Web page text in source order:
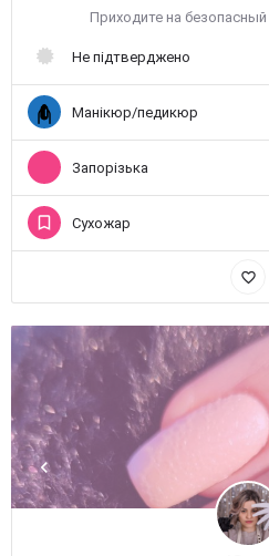
Приходите на
Не підтверджено
Манікюр/педикюр
Запорізька
Сухожар
favorite_border